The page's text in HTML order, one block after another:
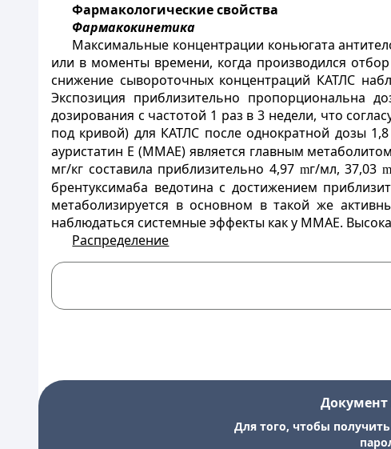
Фармакологические свойства
Фармакокинетика
Максимальные концентрации коньюгата
или в моменты времени, когда производился
снижение сывороточных концентраций КАТЛС
Экспозиция приблизительно пропорциональна
дозирования с частотой 1 раз в 3 недели, что
под кривой) для КАТЛС после однократной дозы
ауристатин Е (ММАЕ) является главным
мг/кг составила приблизительно 4,97 mг/мл, 37,03m
брентуксимаба ведотина с достижением
метаболизируется в основном в такой же
наблюдаться системные эффекты как у MMAE.
Распределение
Для того, чтобы